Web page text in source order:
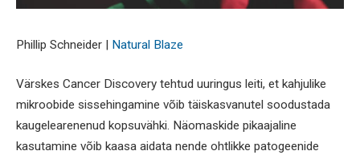
Phillip Schneider | Natural Blaze
Värskes Cancer Discovery tehtud uuringus leiti, et kahjulike
mikroobide sissehingamine võib täiskasvanutel soodustada
kaugelearenenud kopsuvähki. Näomaskide pikaajaline
kasutamine võib kaasa aidata nende ohtlikke patogeenide